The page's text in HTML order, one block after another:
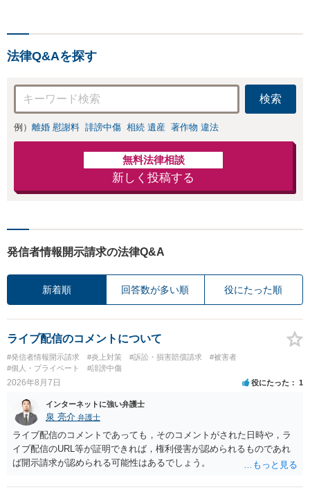
法律Q&Aを探す
検索
例） 離婚 慰謝料 誹謗中傷 相続 遺産 著作物 違法
無料法律相談
新しく投稿する
発信者情報開示請求の法律Q&A
新着順 回答数が多い順 役にたった順
ライブ配信のコメントについて
#発信者情報開示請求 #炎上対策 #訴訟・損害賠償請求
#被害者
#個人・プライベート
#誹謗中傷
2026年8月7日 役にたった 1
インターネットに強い弁護士
泉 亮介 弁護士
ライブ配信のコメントであっても，そのコメントがされた日時や，ラ
イブ配信のURL等が証明できれば，権利侵害が認められるものであれ
ば開示請求が認められる可能性はあるでしょう。